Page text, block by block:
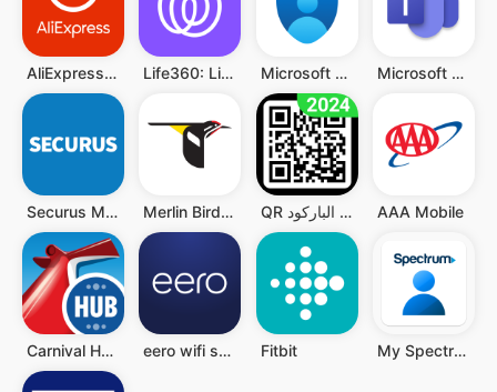
AliExpress:تسوق عبر الإنترنت Life360: Live Location Sharing Microsoft Authenticator Microsoft Teams
Securus Mobile Merlin Bird ID by Cornell Lab QR قارئ رمز - قارئ الباركود QR AAA Mobile
Carnival HUB eero wifi system Fitbit My Spectrum